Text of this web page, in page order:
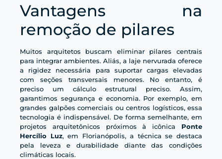
Vantagens na
remoção de pilares
Muitos arquitetos buscam eliminar pilares centrais
para integrar ambientes. Aliás, a laje nervurada oferece
a rigidez necessária para suportar cargas elevadas
com seções transversais menores. No entanto, é
preciso um cálculo estrutural preciso. Assim,
garantimos segurança e economia. Por exemplo, em
grandes galpões comerciais ou centros logísticos, essa
tecnologia é indispensável. De forma semelhante, em
projetos arquitetônicos próximos à icônica Ponte
Hercílio Luz, em Florianópolis, a técnica se destaca
pela leveza e durabilidade diante das condições
climáticas locais.